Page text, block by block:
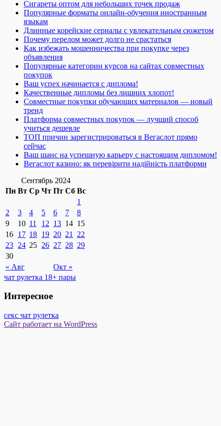
Сигареты оптом для небольших точек продаж
Популярные форматы онлайн-обучения иностранным
языкам
Длинные корейские сериалы с увлекательным сюжетом
Почему перелом может долго не срастаться
Как избежать мошенничества при покупке через
объявления
Популярные категории курсов на сайтах совместных
покупок
Ваш успех начинается с диплома!
Качественные дипломы без лишних хлопот!
Совместные покупки обучающих материалов — новый
тренд
Платформа совместных покупок — лучший способ
учиться дешевле
ТОП причин зарегистрироваться в Вегаслот прямо
сейчас
Ваш шанс на успешную карьеру с настоящим дипломом!
Вегаслот казино: як перевірити надійність платформи
Сентябрь 2024
Пн Вт Ср Чт Пт Сб Вс
« Авг Окт »
1
2
3 4 5 6 7
8
9
10 11 12 13 14 15
16 17 18 19 20 21
22
23 24 25 26 27 28 29
30
чат рулетка 18+ пары
Интересное
секс чат рулетка
Сайт работает на WordPress